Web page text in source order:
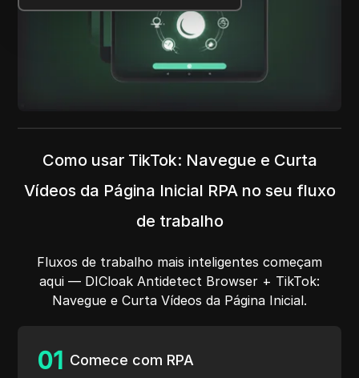
Como usar TikTok: Navegue e Curta
Vídeos da Página Inicial RPA no seu fluxo
de trabalho
Fluxos de trabalho mais inteligentes começam
aqui — DICloak Antidetect Browser + TikTok:
Navegue e Curta Vídeos da Página Inicial.
01 Comece com RPA